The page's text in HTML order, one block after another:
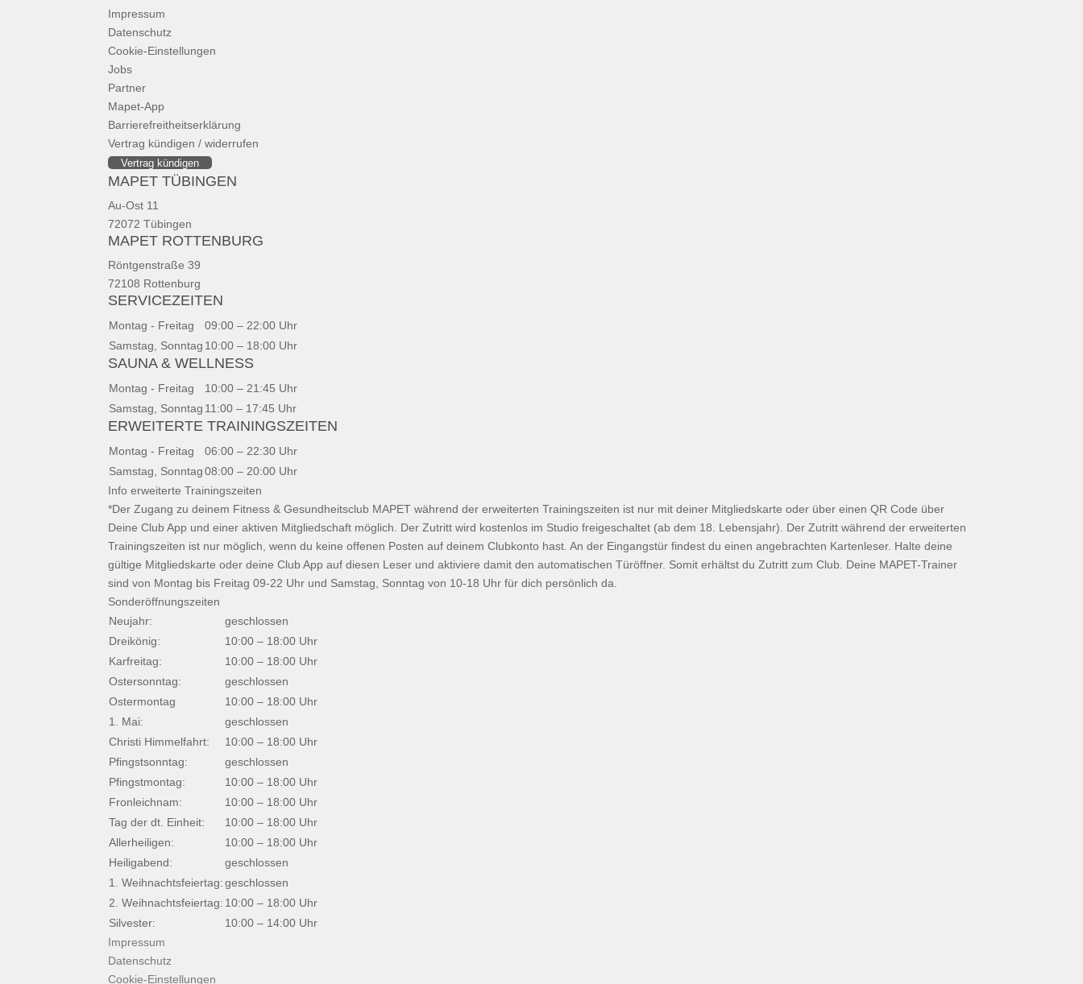
Impressum
Datenschutz
Cookie-Einstellungen
Jobs
Partner
Mapet-App
Barrierefreitheitserklärung
Vertrag kündigen / widerrufen
Vertrag kündigen
MAPET TÜBINGEN
Au-Ost 11
72072 Tübingen
MAPET ROTTENBURG
Röntgenstraße 39
72108 Rottenburg
SERVICEZEITEN
Montag - Freitag
09:00 – 22:00 Uhr
Samstag, Sonntag 10:00 – 18:00 Uhr
SAUNA & WELLNESS
Montag - Freitag
10:00 – 21:45 Uhr
Samstag, Sonntag 11:00 – 17:45 Uhr
ERWEITERTE TRAININGSZEITEN
Montag - Freitag
06:00 – 22:30 Uhr
Samstag, Sonntag 08:00 – 20:00 Uhr
Info erweiterte Trainingszeiten
*Der Zugang zu deinem Fitness & Gesundheitsclub MAPET während der erweiterten Trainingszeiten ist nur mit deiner Mitgliedskarte oder über einen QR Code über
Deine Club App und einer aktiven Mitgliedschaft möglich. Der Zutritt wird kostenlos im Studio freigeschaltet (ab dem 18. Lebensjahr). Der Zutritt während der erweiterten
Trainingszeiten ist nur möglich, wenn du keine offenen Posten auf deinem Clubkonto hast. An der Eingangstür findest du einen angebrachten Kartenleser. Halte deine
gültige Mitgliedskarte oder deine Club App auf diesen Leser und aktiviere damit den automatischen Türöffner. Somit erhältst du Zutritt zum Club. Deine MAPET-Trainer
sind von Montag bis Freitag 09-22 Uhr und Samstag, Sonntag von 10-18 Uhr für dich persönlich da.
Sonderöffnungszeiten
Neujahr:
geschlossen
Dreikönig:
10:00 – 18:00 Uhr
Karfreitag:
10:00 – 18:00 Uhr
Ostersonntag:
geschlossen
Ostermontag
10:00 – 18:00 Uhr
1. Mai:
geschlossen
Christi Himmelfahrt:
10:00 – 18:00 Uhr
Pfingstsonntag:
geschlossen
Pfingstmontag:
10:00 – 18:00 Uhr
Fronleichnam:
10:00 – 18:00 Uhr
Tag der dt. Einheit:
10:00 – 18:00 Uhr
Allerheiligen:
10:00 – 18:00 Uhr
Heiligabend:
geschlossen
1. Weihnachtsfeiertag: geschlossen
2. Weihnachtsfeiertag: 10:00 – 18:00 Uhr
Silvester:
10:00 – 14:00 Uhr
Impressum
Datenschutz
Cookie-Einstellungen